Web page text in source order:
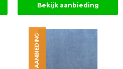
Bekijk aanbieding
AANBIEDING